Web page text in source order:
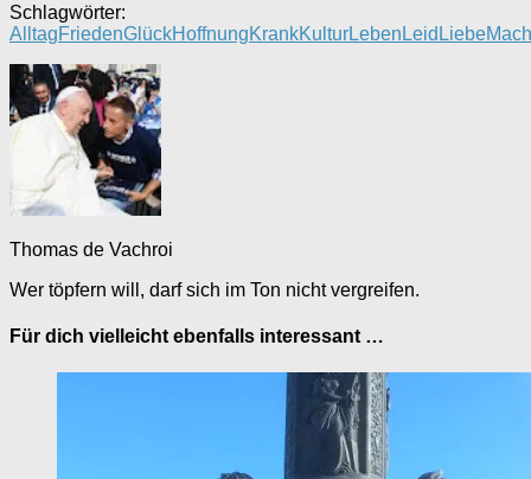
Schlagwörter:
AlltagFriedenGlückHoffnungKrankKulturLeben Leid Liebe
Thomas de Vachroi
Wer töpfern will, darf sich im Ton nicht vergreifen.
Für dich vielleicht ebenfalls interessant …